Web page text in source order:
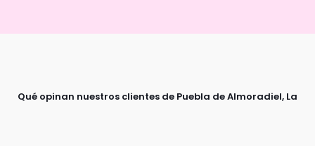
Qué opinan nuestros clientes de Puebla de Almoradiel, La